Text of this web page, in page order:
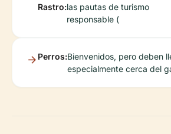
Rastro:las pautas de turismo
responsable (
Perros:Bienvenidos, pero deben
especialmente cerca del